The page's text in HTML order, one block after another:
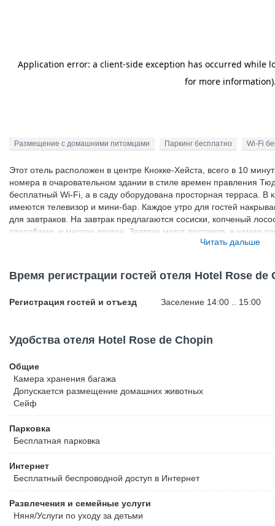
Размещение с домашними питомцами Паркинг бесплатно Wi-Fi
Этот отель расположен в центре Кнокке-Хейста, всего в 10
номера в очаровательном здании в стиле времен правления
бесплатный Wi-Fi, а в саду оборудована просторная терраса.
имеются телевизор и мини-бар. Каждое утро для гостей
для завтраков. На завтрак предлагаются сосиски, копченый
способами, и многое другое. Завтрак могут доставить в номер
расположено менее чем в 15 минутах ходьбы. Королевский
побережья.
Читать дальше
Время регистрации гостей отеля Hotel Rose de
Регистрация гостей и отъезд Заселение 14:00 .. 15:00
Удобства отеля Hotel Rose de Chopin
Общие
Камера хранения багажа
Допускается размещение домашних животных
Сейф
Парковка
Бесплатная парковка
Интернет
Бесплатный беспроводной доступ в Интернет
Развлечения и семейные услуги
Няня/Услуги по уходу за детьми